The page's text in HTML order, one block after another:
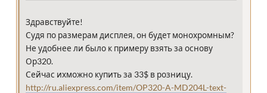
Здравствуйте!
Судя по размерам дисплея, он будет монохромным?
Не удобнее ли было к примеру взять за основу
Ор320.
Сейчас ихможно купить за 33$ в розницу.
http://ru.aliexpress.com/item/OP320-A-MD204L-text-